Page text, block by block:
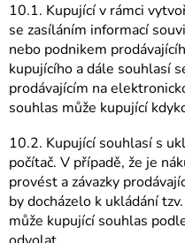
10.1. Kupující v rámci
se zasíláním informací
nebo podnikem
kupujícího a dále souhlasí
prodávajícím na
souhlas může kupující
10.2. Kupující souhlasí s
počítač. V případě, že je
provést a závazky
by docházelo k ukládání
může kupující souhlas